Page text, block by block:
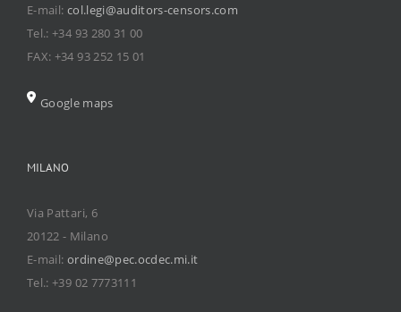
E-mail: col.legi@auditors-censors.com
Tel.: +34 93 280 31 00
FAX: +34 93 252 15 01
Google maps
MILANO
Via Pattari, 6
20122 - Milano
E-mail: ordine@pec.ocdec.mi.it
Tel.: +39 02 7773111